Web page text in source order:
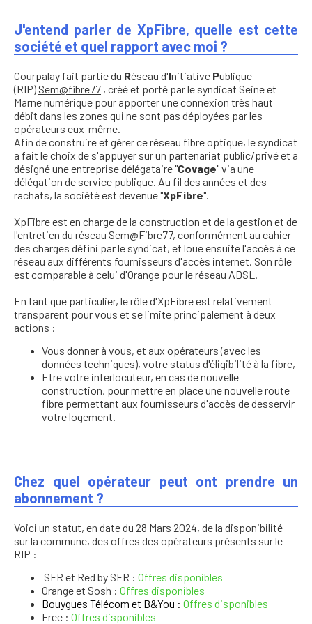
J'entend parler de XpFibre, quelle est cette
société et quel rapport avec moi ?
Courpalay fait partie du Réseau d'Initiative Publique
(RIP) Sem@fibre77 , créé et porté par le syndicat Seine et
Marne numérique pour apporter une connexion très haut
débit dans les zones qui ne sont pas déployées par les
opérateurs eux-même.
Afin de construire et gérer ce réseau fibre optique, le syndicat
a fait le choix de s'appuyer sur un partenariat public/privé et a
désigné une entreprise délégataire "Covage" via une
délégation de service publique. Au fil des années et des
rachats, la société est devenue "XpFibre".
XpFibre est en charge de la construction et de la gestion et de
l'entretien du réseau Sem@Fibre77, conformément au cahier
des charges défini par le syndicat, et loue ensuite l'accès à ce
réseau aux différents fournisseurs d'accès internet. Son rôle
est comparable à celui d'Orange pour le réseau ADSL.
En tant que particulier, le rôle d'XpFibre est relativement
transparent pour vous et se limite principalement à deux
actions :
Vous donner à vous, et aux opérateurs (avec les
données techniques), votre status d'éligibilité à la fibre,
Etre votre interlocuteur, en cas de nouvelle
construction, pour mettre en place une nouvelle route
fibre permettant aux fournisseurs d'accès de desservir
votre logement.
Chez quel opérateur peut ont prendre un
abonnement ?
Voici un statut, en date du 28 Mars 2024, de la disponibilité
sur la commune, des offres des opérateurs présents sur le
RIP :
SFR et Red by SFR : Offres disponibles
Orange et Sosh : Offres disponibles
Bouygues Télécom et B&You : Offres disponibles
Free : Offres disponibles